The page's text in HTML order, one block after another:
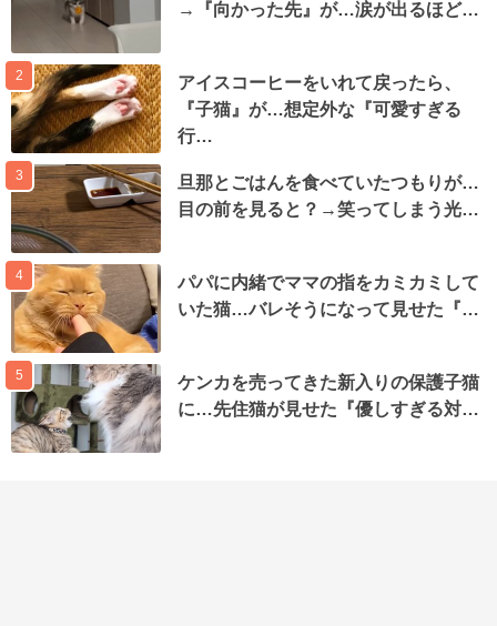
→『向かった先』が…涙が出るほど…
2
アイスコーヒーをいれて戻ったら、
『子猫』が…想定外な『可愛すぎる
行…
3
旦那とごはんを食べていたつもりが…
目の前を見ると？→笑ってしまう光…
4
パパに内緒でママの指をカミカミして
いた猫…バレそうになって見せた『…
5
ケンカを売ってきた新入りの保護子猫
に…先住猫が見せた『優しすぎる対…